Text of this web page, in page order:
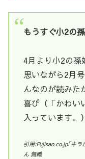
もうすぐ小2の
4月より小2の孫
思いながら2月
んなのが読みた
喜び（「かわ
入っています。
引用:Fujisan.co.jp｢キラ
ん 無職